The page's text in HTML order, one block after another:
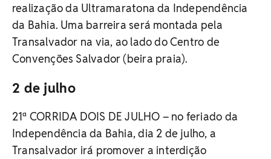
realização da Ultramaratona da Independência
da Bahia. Uma barreira será montada pela
Transalvador na via, ao lado do Centro de
Convenções Salvador (beira praia).
2 de julho
21ª CORRIDA DOIS DE JULHO – no feriado da
Independência da Bahia, dia 2 de julho, a
Transalvador irá promover a interdição